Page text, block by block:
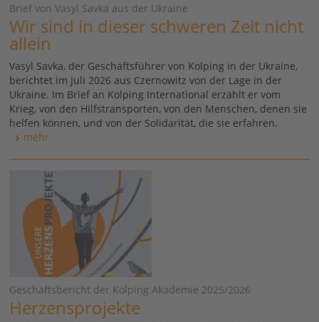
Brief von Vasyl Savka aus der Ukraine
Wir sind in dieser schweren Zeit nicht
allein
Vasyl Savka, der Geschäftsführer von Kolping in der Ukraine,
berichtet im Juli 2026 aus Czernowitz von der Lage in der
Ukraine. Im Brief an Kolping International erzählt er vom
Krieg, von den Hilfstransporten, von den Menschen, denen sie
helfen können, und von der Solidarität, die sie erfahren.
mehr
Geschäftsbericht der Kolping Akademie 2025/2026
Herzensprojekte